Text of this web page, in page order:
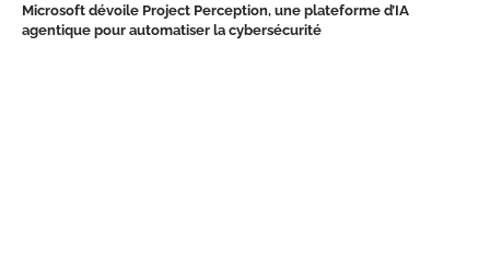
Microsoft dévoile Project Perception, une plateforme d’IA
agentique pour automatiser la cybersécurité